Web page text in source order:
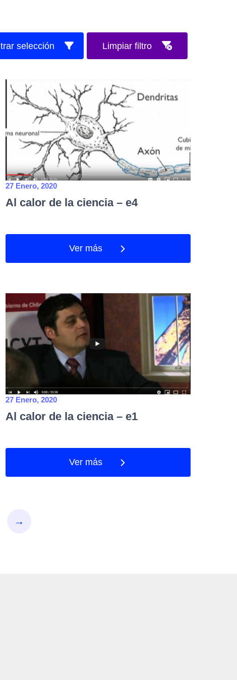
selección Limpiar filtro
27 Enero, 2020
Al calor de la ciencia – e4
Ver más
27 Enero, 2020
Al calor de la ciencia – e1
Ver más
→